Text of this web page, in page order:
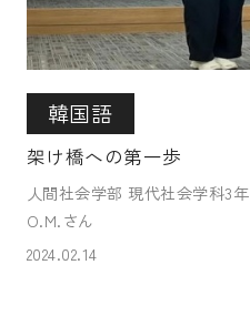
韓国語
架け橋への第一歩
人間社会学部 現代社会学科3年
O.M.さん
2024.02.14